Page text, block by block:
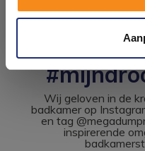
Wij geloven in de
badkamer op
en tag
inspirerende
Kom langs en